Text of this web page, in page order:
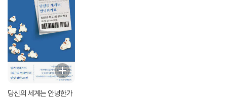
당신의 세계는 안녕한가